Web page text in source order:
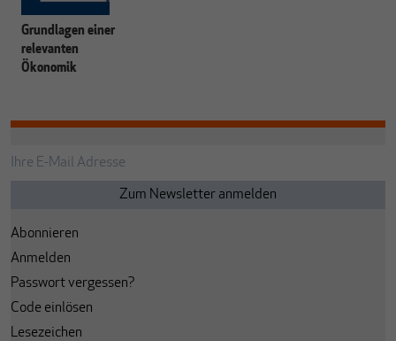
Grundlagen einer
relevanten
Ökonomik
Abonnieren
Anmelden
Passwort vergessen?
Code einlösen
Lesezeichen